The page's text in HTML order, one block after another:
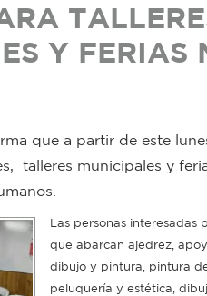
Y FERIAS
que a partir de este
talleres municipales y
Las personas interesadas
que abarcan ajedrez,
dibujo y pintura, pintura
peluquería y estética,